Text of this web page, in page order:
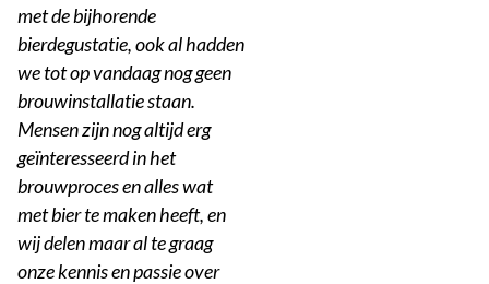
met de bijhorende
bierdegustatie, ook al hadden
we tot op vandaag nog geen
brouwinstallatie staan.
Mensen zijn nog altijd erg
geïnteresseerd in het
brouwproces en alles wat
met bier te maken heeft, en
wij delen maar al te graag
onze kennis en passie over